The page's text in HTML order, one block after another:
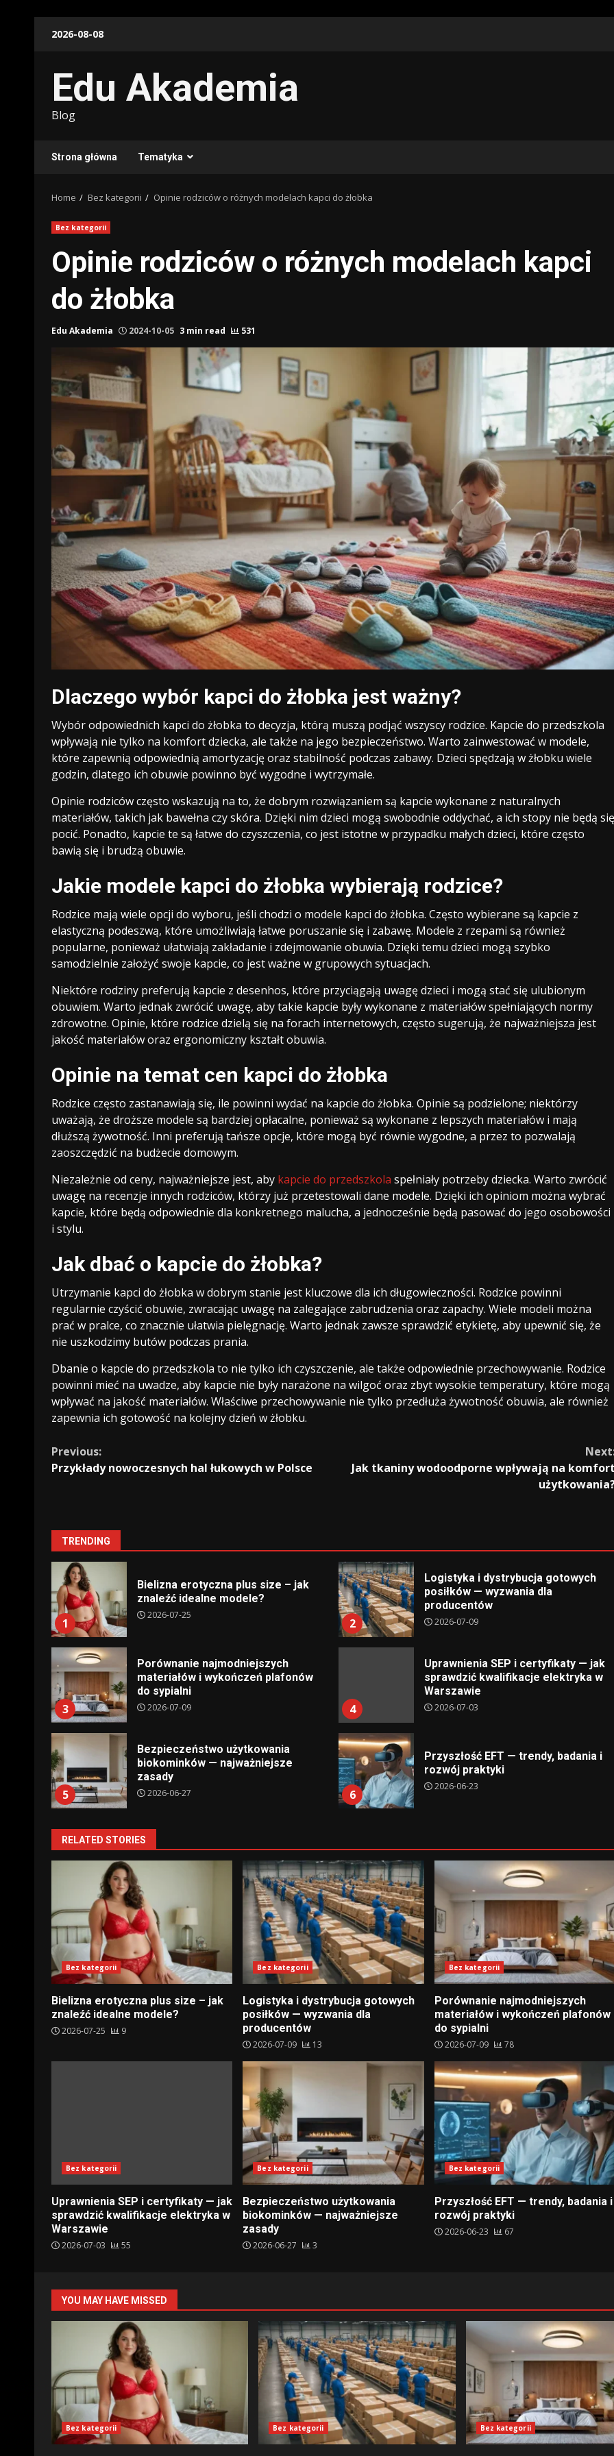
2026-08-08
Edu Akademia
Blog
Strona główna Tematyka
Home Bez kategorii Opinie rodziców o różnych modelach kapci do żłobka
Bez kategorii
Opinie rodziców o różnych modelach kapci
do żłobka
Edu Akademia 2024-10-05 3 min read 531
Dlaczego wybór kapci do żłobka jest ważny?
Wybór odpowiednich kapci do żłobka to decyzja, którą muszą podjąć wszyscy rodzice. Kapcie do przedszkola
wpływają nie tylko na komfort dziecka, ale także na jego bezpieczeństwo. Warto zainwestować w modele,
które zapewnią odpowiednią amortyzację oraz stabilność podczas zabawy. Dzieci spędzają w żłobku wiele
godzin, dlatego ich obuwie powinno być wygodne i wytrzymałe.
Opinie rodziców często wskazują na to, że dobrym rozwiązaniem są kapcie wykonane z naturalnych
materiałów, takich jak bawełna czy skóra. Dzięki nim dzieci mogą swobodnie oddychać, a ich stopy nie będą się
pocić. Ponadto, kapcie te są łatwe do czyszczenia, co jest istotne w przypadku małych dzieci, które często
bawią się i brudzą obuwie.
Jakie modele kapci do żłobka wybierają rodzice?
Rodzice mają wiele opcji do wyboru, jeśli chodzi o modele kapci do żłobka. Często wybierane są kapcie z
elastyczną podeszwą, które umożliwiają łatwe poruszanie się i zabawę. Modele z rzepami są również
popularne, ponieważ ułatwiają zakładanie i zdejmowanie obuwia. Dzięki temu dzieci mogą szybko
samodzielnie założyć swoje kapcie, co jest ważne w grupowych sytuacjach.
Niektóre rodziny preferują kapcie z desenhos, które przyciągają uwagę dzieci i mogą stać się ulubionym
obuwiem. Warto jednak zwrócić uwagę, aby takie kapcie były wykonane z materiałów spełniających normy
zdrowotne. Opinie, które rodzice dzielą się na forach internetowych, często sugerują, że najważniejsza jest
jakość materiałów oraz ergonomiczny kształt obuwia.
Opinie na temat cen kapci do żłobka
Rodzice często zastanawiają się, ile powinni wydać na kapcie do żłobka. Opinie są podzielone; niektórzy
uważają, że droższe modele są bardziej opłacalne, ponieważ są wykonane z lepszych materiałów i mają
dłuższą żywotność. Inni preferują tańsze opcje, które mogą być równie wygodne, a przez to pozwalają
zaoszczędzić na budżecie domowym.
Niezależnie od ceny, najważniejsze jest, aby kapcie do przedszkola spełniały potrzeby dziecka. Warto zwrócić
uwagę na recenzje innych rodziców, którzy już przetestowali dane modele. Dzięki ich opiniom można wybrać
kapcie, które będą odpowiednie dla konkretnego malucha, a jednocześnie będą pasować do jego osobowości
i stylu.
Jak dbać o kapcie do żłobka?
Utrzymanie kapci do żłobka w dobrym stanie jest kluczowe dla ich długowieczności. Rodzice powinni
regularnie czyścić obuwie, zwracając uwagę na zalegające zabrudzenia oraz zapachy. Wiele modeli można
prać w pralce, co znacznie ułatwia pielęgnację. Warto jednak zawsze sprawdzić etykietę, aby upewnić się, że
nie uszkodzimy butów podczas prania.
Dbanie o kapcie do przedszkola to nie tylko ich czyszczenie, ale także odpowiednie przechowywanie. Rodzice
powinni mieć na uwadze, aby kapcie nie były narażone na wilgoć oraz zbyt wysokie temperatury, które mogą
wpływać na jakość materiałów. Właściwe przechowywanie nie tylko przedłuża żywotność obuwia, ale również
zapewnia ich gotowość na kolejny dzień w żłobku.
Continue
Reading
Previous:
Przykłady nowoczesnych hal łukowych w Polsce
Jak tkaniny wodoodporne wpływają na
TRENDING
1
Bielizna erotyczna plus size – jak
znaleźć idealne modele?
2026-07-25
2
Logistyka i dystrybucja gotowych
posiłków — wyzwania dla
producentów
2026-07-09
3
Porównanie najmodniejszych
materiałów i wykończeń plafonów
do sypialni
2026-07-09 4
Uprawnienia SEP i certyfikaty — jak
sprawdzić kwalifikacje elektryka w
Warszawie
2026-07-03
5
Bezpieczeństwo użytkowania
biokominków — najważniejsze
zasady
2026-06-27 6
Przyszłość EFT — trendy, badania i
rozwój praktyki
2026-06-23
RELATED STORIES
Bez kategorii
Bielizna erotyczna plus size – jak
znaleźć idealne modele?
2026-07-25 9
Bez kategorii
Logistyka i dystrybucja gotowych
posiłków — wyzwania dla
producentów
2026-07-09 13
Bez kategorii
Porównanie najmodniejszych
materiałów i wykończeń plafonów
do sypialni
2026-07-09 78
Bez kategorii
Uprawnienia SEP i certyfikaty — jak
sprawdzić kwalifikacje elektryka w
Warszawie
2026-07-03 55
Bez kategorii
Bezpieczeństwo użytkowania
biokominków — najważniejsze
zasady
2026-06-27 3
Bez kategorii
Przyszłość EFT — trendy, badania i
rozwój praktyki
2026-06-23 67
YOU MAY HAVE MISSED
Bez kategorii Bez kategorii Bez kategorii